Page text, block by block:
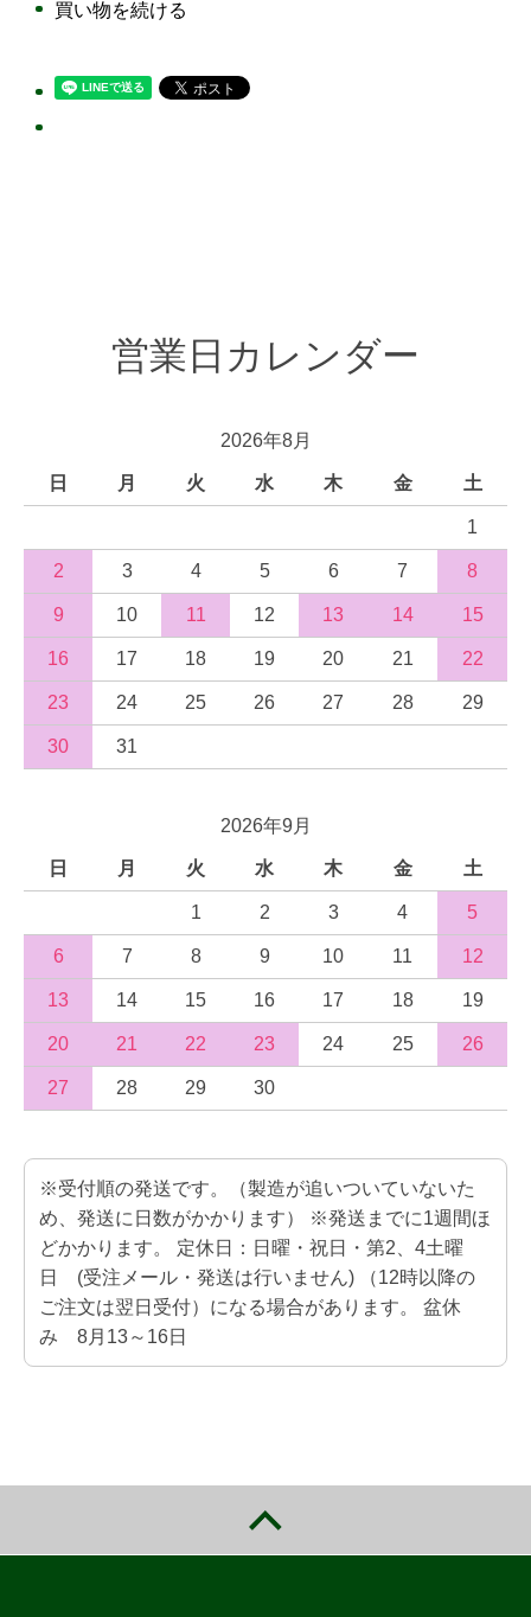
買い物を続ける
営業日カレンダー
2026年8月
日 月 火 水 木 金 土
1
2 3 4 5 6 7 8
9 10 11 12 13 14 15
16 17 18 19 20 21 22
23 24 25 26 27 28 29
30 31
2026年9月
日 月 火 水 木 金 土
1 2 3 4 5
6 7 8 9 10 11 12
13 14 15 16 17 18 19
20 21 22 23 24 25 26
27 28 29 30
※受付順の発送です。（製造が追いついていないた
め、発送に日数がかかります） ※発送までに1週間ほ
どかかります。 定休日：日曜・祝日・第2、4土曜
日 (受注メール・発送は行いません) （12時以降の
ご注文は翌日受付）になる場合があります。 盆休
み 8月13～16日